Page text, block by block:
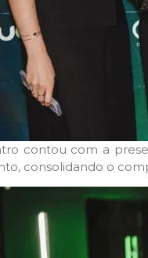
contou com a
consolidando o